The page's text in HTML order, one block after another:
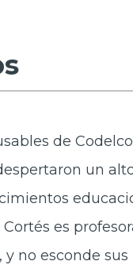
de Codelco
un
es
no esconde sus